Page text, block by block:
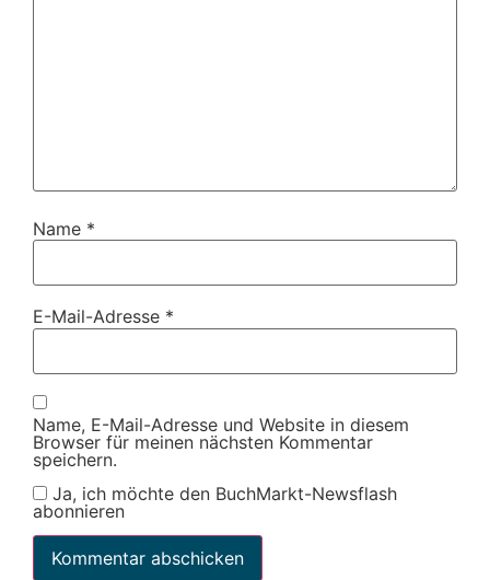
Name *
E-Mail-Adresse *
Name, E-Mail-Adresse und Website in diesem
Browser für meinen nächsten Kommentar
speichern.
Ja, ich möchte den BuchMarkt-Newsflash
abonnieren